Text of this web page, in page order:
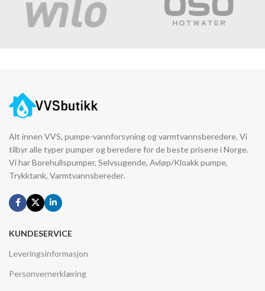
Alt innen VVS, pumpe-vannforsyning og varmtvannsberedere. Vi
tilbyr alle typer pumper og beredere for de beste prisene i Norge.
Vi har Borehullspumper, Selvsugende, Avløp/Kloakk pumpe,
Trykktank, Varmtvannsbereder.
KUNDESERVICE
Leveringsinformasjon
Personvernerklæring